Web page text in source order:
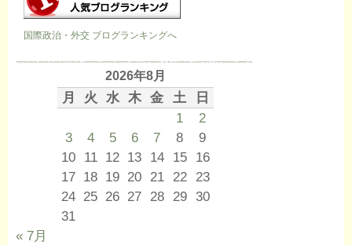
国際政治・外交 ブログランキングへ
2026年8月
月 火 水 木 金 土
日
1
2
3
4 5 6 7 8
9
10 11 12 13 14 15
16
17 18 19 20 21 22
23
24 25 26 27 28 29 30
31
« 7月